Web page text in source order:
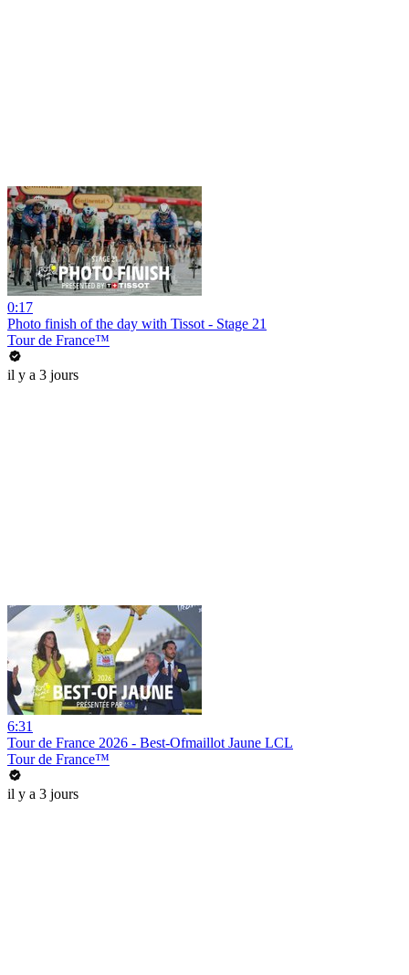
0:17
Photo finish of the day with Tissot - Stage 21
Tour de France™
il y a 3 jours
6:31
Tour de France 2026 - Best-Ofmaillot Jaune LCL
Tour de France™
il y a 3 jours